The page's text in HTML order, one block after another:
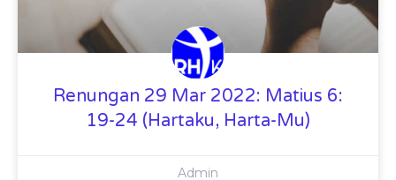
Renungan 29 Mar 2022: Matius 6:
19-24 (Hartaku, Harta-Mu)
Admin